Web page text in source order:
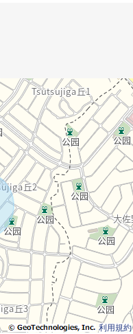
有步入式衣帽间
的住宅区
・・・
跟我们联系。
利用規約